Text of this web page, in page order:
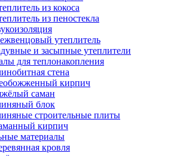
из кокоса
из пеностекла
утеплитель
и засыпные утеплители
для теплонакопления
стена
кирпич
саман
блок
строительные плиты
кирпич
материалы
кровля